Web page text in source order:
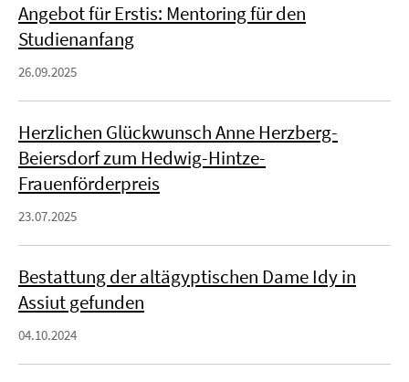
Angebot für Erstis: Mentoring für den
Studienanfang
26.09.2025
Herzlichen Glückwunsch Anne Herzberg-
Beiersdorf zum Hedwig-Hintze-
Frauenförderpreis
23.07.2025
Bestattung der altägyptischen Dame Idy in
Assiut gefunden
04.10.2024